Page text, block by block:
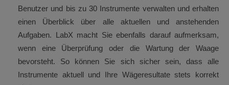
Benutzer und bis zu 30 Instrumente verwalten und erhalten
einen Überblick über alle aktuellen und anstehenden
Aufgaben. LabX macht Sie ebenfalls darauf aufmerksam,
wenn eine Überprüfung oder die Wartung der Waage
bevorsteht. So können Sie sich sicher sein, dass alle
Instrumente aktuell und Ihre Wägeresultate stets korrekt